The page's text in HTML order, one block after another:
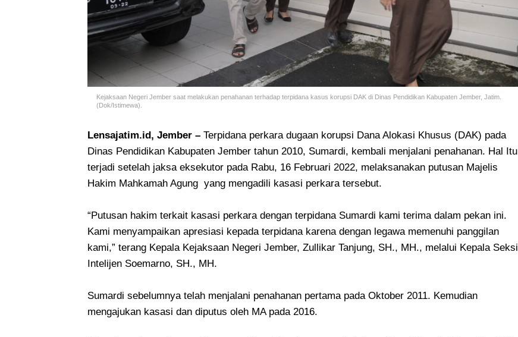
Kejaksaan Negeri Jember saat melakukan penahanan terhadap terpidana kasus korupsi DAK di Dinas Pendidikan Kabupaten Jember, Jatim.
(Dok/Istimewa).
Lensajatim.id, Jember – Terpidana perkara dugaan korupsi Dana Alokasi Khusus (DAK) pada
Dinas Pendidikan Kabupaten Jember tahun 2010, Sumardi, kembali menjalani penahanan. Hal Itu
terjadi setelah jaksa eksekutor pada Rabu, 16 Februari 2022, melaksanakan putusan Majelis
Hakim Mahkamah Agung yang mengadili kasasi perkara tersebut.
“Putusan hakim terkait kasasi perkara dengan terpidana Sumardi kami terima dalam pekan ini.
Kami menyampaikan apresiasi kepada terpidana karena dengan legawa memenuhi panggilan
kami,” terang Kepala Kejaksaan Negeri Jember, Zullikar Tanjung, SH., MH., melalui Kepala Seksi
Intelijen Soemarno, SH., MH.
Sumardi sebelumnya telah menjalani penahanan pertama pada Oktober 2011. Kemudian
mengajukan kasasi dan diputus oleh MA pada 2016.